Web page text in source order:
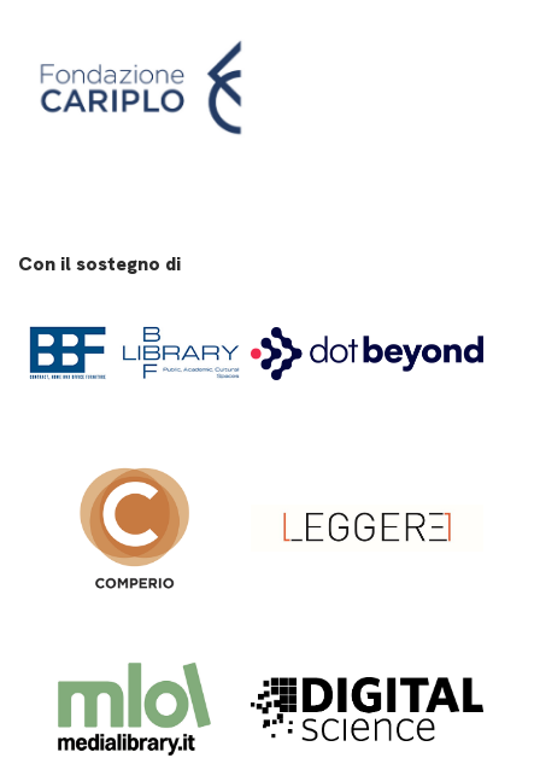
Con il sostegno di